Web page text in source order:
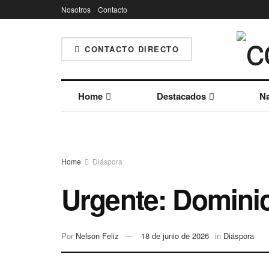
Nosotros Contacto
CONTACTO DIRECTO
Home Destacados
Home Diáspora
Urgente:
Por Nelson Feliz 18 de junio de 2026 in Diáspora